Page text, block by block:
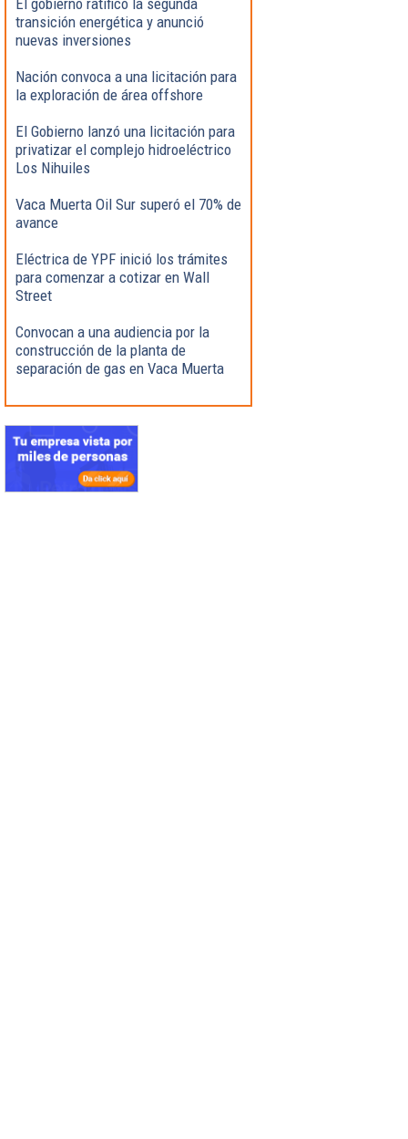
transición energética y anunció
nuevas inversiones
Nación convoca a una licitación para
la exploración de área offshore
El Gobierno lanzó una licitación para
privatizar el complejo hidroeléctrico
Los Nihuiles
Vaca Muerta Oil Sur superó el 70% de
avance
Eléctrica de YPF inició los trámites
para comenzar a cotizar en Wall
Street
Convocan a una audiencia por la
construcción de la planta de
separación de gas en Vaca Muerta